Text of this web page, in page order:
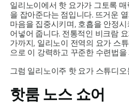
일리노이에서 핫 요가가 그토록
을 잡아준다는 점입니다. 뜨거운
마음을 집중시키며, 호흡을 안정
어넣어 줍니다. 전통적인 비크람
가까지, 일리노이 전역의 요가 스
으로 이 강력하고 꾸준한 수련법을
그럼 일리노이주 핫 요가 스튜디
핫룸 노스 쇼어